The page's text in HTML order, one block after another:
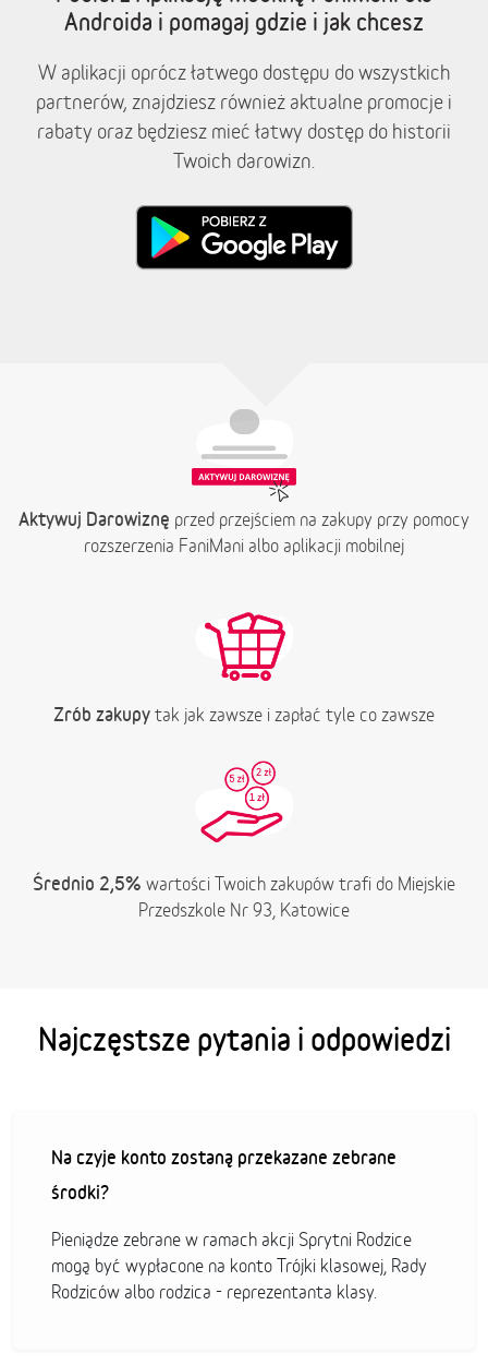
Androida i pomagaj gdzie i jak chcesz
W aplikacji oprócz łatwego dostępu do wszystkich
partnerów, znajdziesz również aktualne promocje i
rabaty oraz będziesz mieć łatwy dostęp do historii
Twoich darowizn.
Aktywuj Darowiznę przed przejściem na zakupy przy pomocy
rozszerzenia FaniMani albo aplikacji mobilnej
Zrób zakupy tak jak zawsze i zapłać tyle co zawsze
Średnio 2,5% wartości Twoich zakupów trafi do Miejskie
Przedszkole Nr 93, Katowice
Najczęstsze pytania i odpowiedzi
Na czyje konto zostaną przekazane zebrane
środki?
Pieniądze zebrane w ramach akcji Sprytni Rodzice
mogą być wypłacone na konto Trójki klasowej, Rady
Rodziców albo rodzica - reprezentanta klasy.